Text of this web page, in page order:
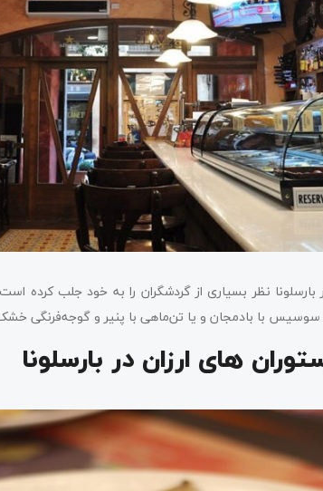
نظر بسیاری از گردشگران را به خود جلب کرده
های ارزان در بارسلونا